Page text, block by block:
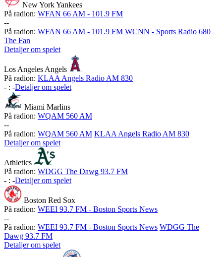
New York Yankees
På radion: WFAN 66 AM - 101.9 FM
--
På radion: WFAN 66 AM - 101.9 FM WCNN - Sports Radio 680
The Fan
Detaljer om spelet
Los Angeles Angels
På radion: KLAA Angels Radio AM 830
- : -Detaljer om spelet
Miami Marlins
På radion: WQAM 560 AM
--
På radion: WQAM 560 AM KLAA Angels Radio AM 830
Detaljer om spelet
Athletics
På radion: WDGG The Dawg 93.7 FM
- : -Detaljer om spelet
Boston Red Sox
På radion: WEEI 93.7 FM - Boston Sports News
--
På radion: WEEI 93.7 FM - Boston Sports News WDGG The
Dawg 93.7 FM
Detaljer om spelet